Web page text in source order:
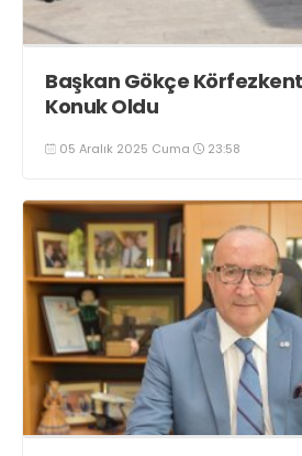
Başkan Gökçe
Konuk Oldu
05 Aralık 2025 Cuma 23:58